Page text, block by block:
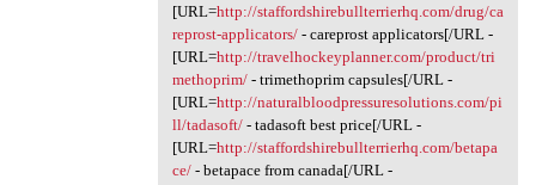
[URL=http://staffordshirebullterrierhq.com/drug/ca
reprost-applicators/- careprost applicators[/URL -
[URL=http://travelhockeyplanner.com/product/tri
methoprim/- trimethoprim capsules[/URL -
[URL=http://naturalbloodpressuresolutions.com/pi
ll/tadasoft/- tadasoft best price[/URL -
[URL=http://staffordshirebullterrierhq.com/betapa
ce/- betapace from canada[/URL -